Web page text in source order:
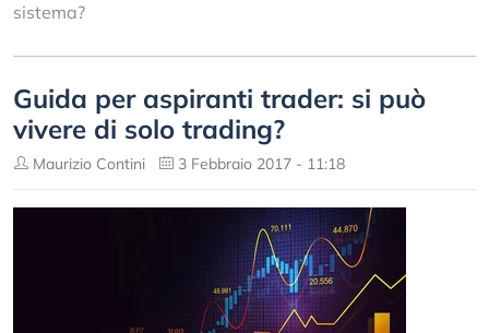
sistema?
Guida per aspiranti trader: si può
vivere di solo trading?
Maurizio Contini 3 Febbraio 2017 - 11:18